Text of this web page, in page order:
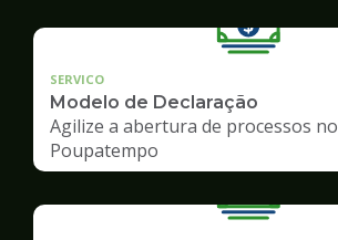
SERVICO
Modelo de Declaração
Agilize a abertura de processos no
Poupatempo